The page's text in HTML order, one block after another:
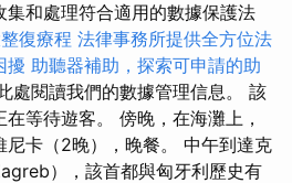
集和處理符合適用的數據保護法
復療程 法律事務所提供全方位法
擾 助聽器補助，探索可申請的助
處閱讀我們的數據管理信息。 該
等待遊客。 傍晚，在海灘上，
尼卡（2晚），晚餐。 中午到達克
），該首都與匈牙利歷史有